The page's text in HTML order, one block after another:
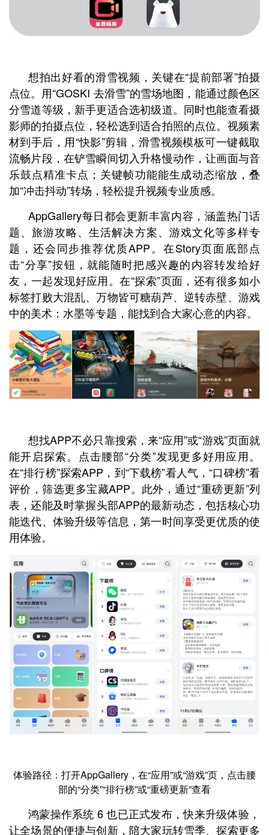
想拍出好看的滑雪视频，关键在“提前部署”拍摄
点位。用“GOSKI 去滑雪”的雪场地图，能通过颜色区
分雪道等级，新手更适合选初级道。同时也能查看摄
影师的拍摄点位，轻松选到适合拍照的点位。视频素
材到手后，用“快影”剪辑，滑雪视频模板可一键截取
流畅片段，在铲雪瞬间切入升格慢动作，让画面与音
乐鼓点精准卡点；关键帧功能能生成动态缩放，叠
加“冲击抖动”转场，轻松提升视频专业质感。
AppGallery每日都会更新丰富内容，涵盖热门话
题、旅游攻略、生活解决方案、游戏文化等多样专
题，还会同步推荐优质APP。在Story页面底部点
击“分享”按钮，就能随时把感兴趣的内容转发给好
友，一起发现好应用。在“探索”页面，还有很多如小
标签打败大混乱、万物皆可糖葫芦、逆转赤壁、游戏
中的美术：水墨等专题，能找到合大家心意的内容。
想找APP不必只靠搜索，来“应用”或“游戏”页面就
能开启探索。点击腰部“分类”发现更多好用应用。
在“排行榜”探索APP，到“下载榜”看人气，“口碑榜”看
评价，筛选更多宝藏APP。此外，通过“重磅更新”列
表，还能及时掌握头部APP的最新动态，包括核心功
能迭代、体验升级等信息，第一时间享受更优质的使
用体验。
体验路径：打开AppGallery，在“应用”或“游戏”页，点击腰
部的“分类”“排行榜”或“重磅更新”查看
鸿蒙操作系统 6 也已正式发布，快来升级体验，
让全场景的便捷与创新，陪大家玩转雪季、探索更多